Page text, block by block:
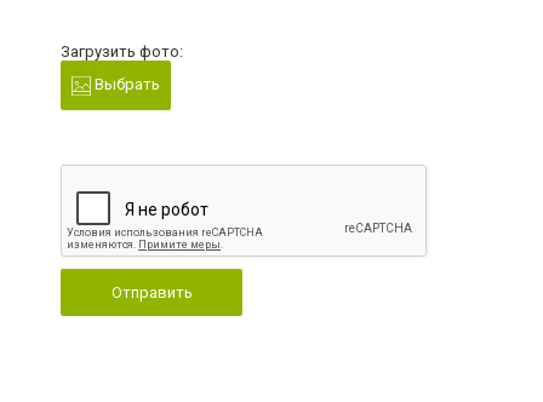
Загрузить фото:
Выбрать
Отправить